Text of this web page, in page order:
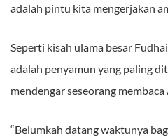
adalah pintu kita mengerjakan
Seperti kisah ulama besar
adalah penyamun yang paling
mendengar seseorang membaca
“Belumkah datang waktunya